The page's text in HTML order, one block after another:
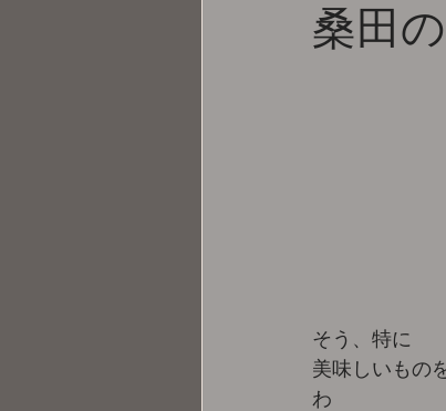
桑田
そう、特に
美味しいもの
わ